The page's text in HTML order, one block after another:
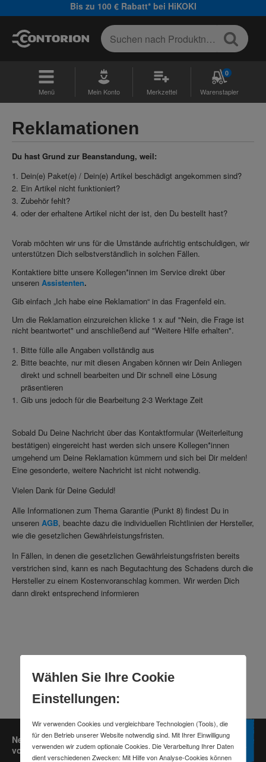
Bis zu 100 € Rabatt* bei HiKOKI
Menü Mein Konto Merkzettel
0
Warenstapler
Reklamationen
Du hast Grund zur Beanstandung, weil:
Dein(e) Paket(e) / Dein(e) Artikel beschädigt angekommen sind?
Ein Artikel nicht funktioniert?
Zubehör fehlt?
oder der erhaltene Artikel nicht der ist, den Du bestellt hast?
Vorab möchten wir uns für die Umstände aufrichtig entschuldigen, wir
unterstützen Dich selbstverständlich in solchen Fällen.
Kontaktiere bitte unsere Kollegen*innen im Service direkt über
unseren Assistenten.
Gib einfach „Ich habe eine Reklamation“ in das Fragenfeld ein.
Um die Reklamation einzureichen klicke 1 x auf "Nein, die Frage ist
nicht beantwortet" und anschließend auf "Weitere Hilfe erhalten".
Bitte fülle alle Angaben vollständig aus
Bitte beachte, nur mit diesen Angaben können wir Dein Anliegen
direkt und schnell bearbeiten und Dir schnell eine Lösung
präsentieren
Gib uns jedoch für die Bearbeitung 2-3 Werktage Zeit
Sobald Du Deine Nachricht über das Kontaktformular (Weiterleitung
bestätigen) eingereicht hast werden sich unsere Kollegen*innen
umgehend um Deine Reklamation kümmern und sich bei Dir melden!
Eine gesonderte, weitere Nachricht ist nicht notwendig.
Vielen Dank für Deine Geduld!
Alle Informationen zum Thema Garantie (Punkt 8) findest Du in
unseren AGB, beachte dazu die individuellen Richtlinien der Hersteller,
wie die gesetzlichen Gewährleistungsfristen.
In Fällen, in denen die gesetzlichen Gewährleistungsfristen bereits
verstrichen sind, kann es nach Begutachtung des Schadens durch die
Hersteller zu einem Kostenvoranschlag kommen. Wir werden Dich
dann direkt entsprechend informieren
Newsletter abonnieren und Gutscheine im Wert
von bis zu 30 Euro sichern.*
Wählen Sie Ihre Cookie
Einstellungen:
Wir verwenden Cookies und vergleichbare Technologien (Tools), die
für den Betrieb unserer Website notwendig sind. Mit Ihrer Einwilligung
verwenden wir zudem optionale Cookies. Die Verarbeitung Ihrer Daten
dient verschiedenen Zwecken: Mit Hilfe von Analyse-Cookies können